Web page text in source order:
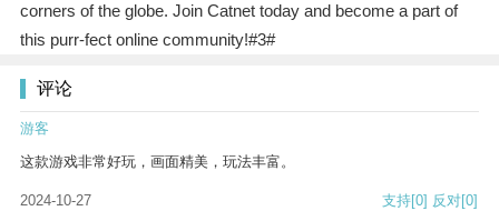
corners of the globe. Join Catnet today and become a part of
this purr-fect online community!#3#
评论
游客
这款游戏非常好玩，画面精美，玩法丰富。
2024-10-27 支持[0] 反对[0]